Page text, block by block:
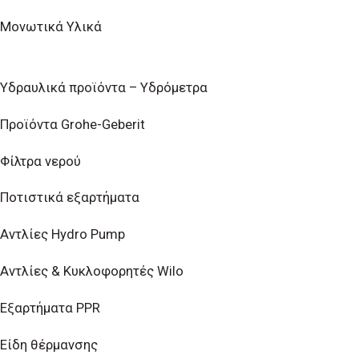
Μονωτικά Υλικά
Υδραυλικά προϊόντα – Υδρόμετρα
Προϊόντα Grohe-Geberit
Φίλτρα νερού
Ποτιστικά εξαρτήματα
Αντλίες Hydro Pump
Αντλίες & Κυκλοφορητές Wilo
Εξαρτήματα PPR
Είδη θέρμανσης